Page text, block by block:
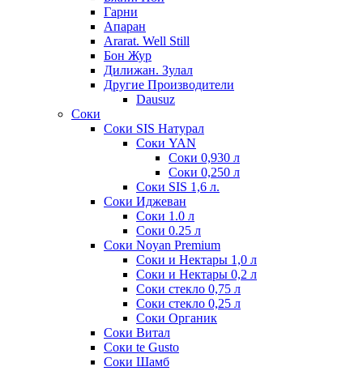
Гарни
Апаран
Ararat. Well Still
Бон Жур
Дилижан. Зулал
Другие Производители
Dausuz
Соки
Соки SIS Натурал
Соки YAN
Соки 0,930 л
Соки 0,250 л
Соки SIS 1,6 л.
Соки Иджеван
Соки 1.0 л
Соки 0.25 л
Соки Noyan Premium
Соки и Нектары 1,0 л
Соки и Нектары 0,2 л
Соки стекло 0,75 л
Соки стекло 0,25 л
Соки Органик
Соки Витал
Соки te Gusto
Соки Шамб